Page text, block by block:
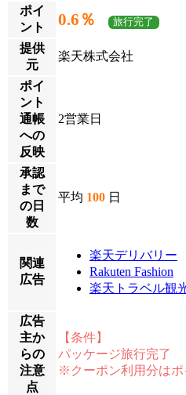
ポイ
ント
0.6％ 旅行完了
提供
元
楽天株式会社
ポイ
ント
通帳
への
反映
2営業日
承認
まで
の日
数
平均 100 日
関連
広告
楽天デリバリー
Rakuten Fashion
楽天トラベル観
広告
主か
らの
注意
点
【条件】
パッケージ旅行完了
※クーポン利用分はポ